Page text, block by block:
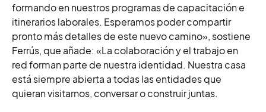
formando en nuestros programas de capacitación e
itinerarios laborales. Esperamos poder compartir
pronto más detalles de este nuevo camino», sostiene
Ferrús, que añade: «Lacolaboración y el trabajo en
red forman parte de nuestra identidad. Nuestra casa
está siempre abierta a todas las entidades que
quieran visitarnos, conversar o construir juntas.